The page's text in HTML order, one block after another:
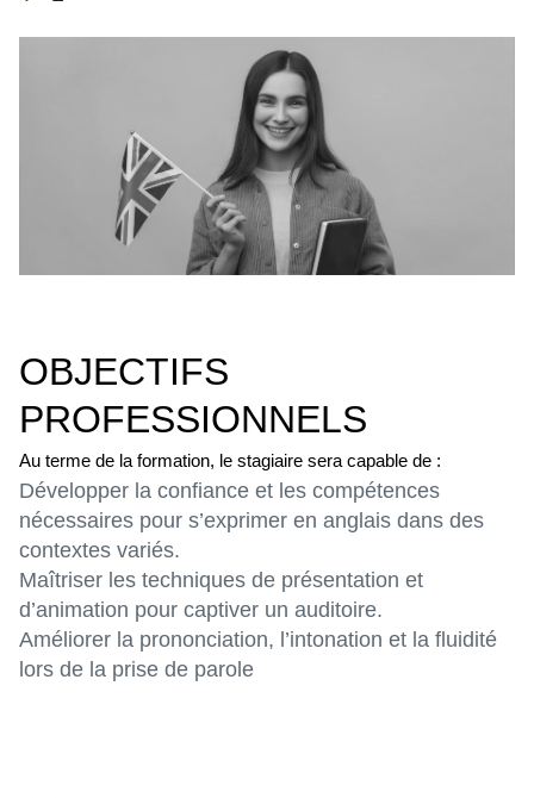
OBJECTIFS
PROFESSIONNELS
Au terme de la formation, le stagiaire sera capable de :
Développer la confiance et les compétences
nécessaires pour s’exprimer en anglais dans des
contextes variés.
Maîtriser les techniques de présentation et
d’animation pour captiver un auditoire.
Améliorer la prononciation, l’intonation et la fluidité
lors de la prise de parole